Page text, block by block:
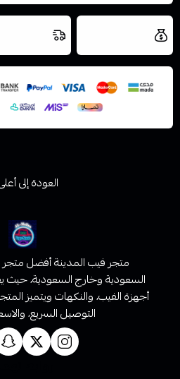
اسحب و افلت
استعراض
العودة إلى
متجر فيب المدينة أفضل متجر
السعودية وخارج السعودية،
أجهزة الفيب، والنكهات ويتميز
التوصيل السريع،